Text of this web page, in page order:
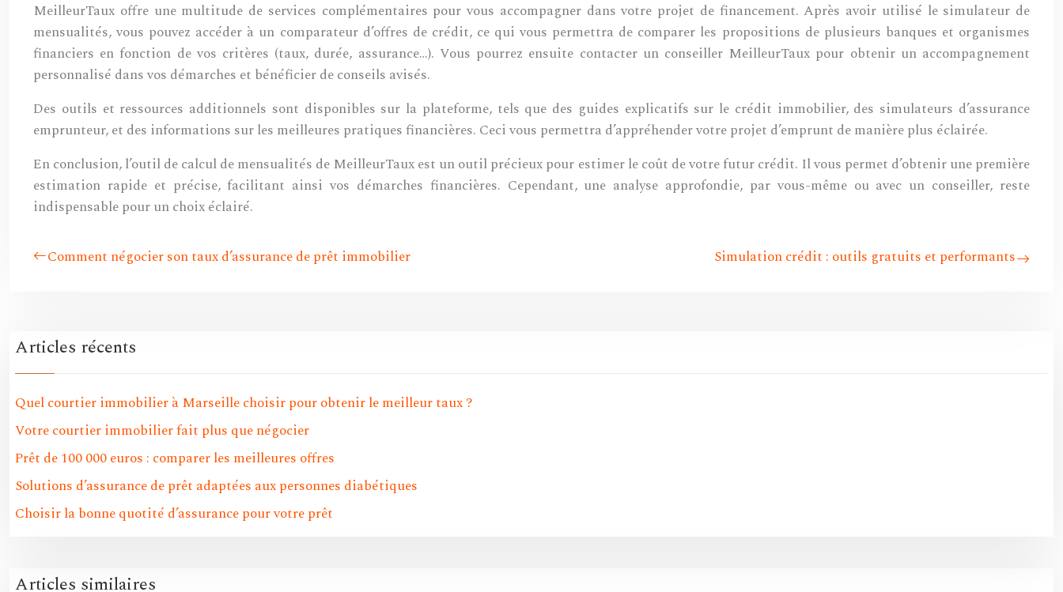
MeilleurTaux offre une multitude de services complémentaires pour vous accompagner dans votre projet de financement. Après avoir utilisé le simulateur de
mensualités, vous pouvez accéder à un comparateur d’offres de crédit, ce qui vous permettra de comparer les propositions de plusieurs banques et organismes
financiers en fonction de vos critères (taux, durée, assurance…). Vous pourrez ensuite contacter un conseiller MeilleurTaux pour obtenir un accompagnement
personnalisé dans vos démarches et bénéficier de conseils avisés.
Des outils et ressources additionnels sont disponibles sur la plateforme, tels que des guides explicatifs sur le crédit immobilier, des simulateurs d’assurance
emprunteur, et des informations sur les meilleures pratiques financières. Ceci vous permettra d’appréhender votre projet d’emprunt de manière plus éclairée.
En conclusion, l’outil de calcul de mensualités de MeilleurTaux est un outil précieux pour estimer le coût de votre futur crédit. Il vous permet d’obtenir une première
estimation rapide et précise, facilitant ainsi vos démarches financières. Cependant, une analyse approfondie, par vous-même ou avec un conseiller, reste
indispensable pour un choix éclairé.
Comment négocier son taux d’assurance de prêt immobilier Simulation crédit : outils gratuits et performants
Articles récents
Quel courtier immobilier à Marseille choisir pour obtenir le meilleur taux ?
Votre courtier immobilier fait plus que négocier
Prêt de 100 000 euros : comparer les meilleures offres
Solutions d’assurance de prêt adaptées aux personnes diabétiques
Choisir la bonne quotité d’assurance pour votre prêt
Articles similaires